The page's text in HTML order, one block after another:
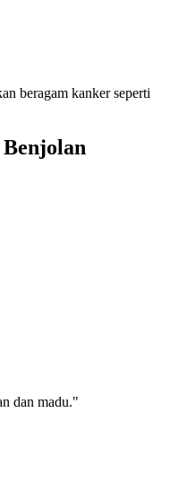
beragam kanker seperti
dan madu."